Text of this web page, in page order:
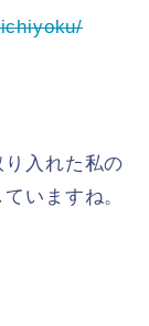
入れた私の
いますね。